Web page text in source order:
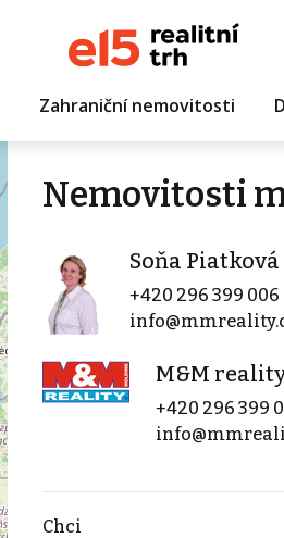
Zahraniční nemovitosti
Nemovitosti
Soňa Piatková
+420 296 399 006
M&M
+420 296 399
Chci